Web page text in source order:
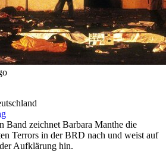
Band zeichnet Barbara Manthe die
Terrors in der BRD nach und weist auf
Aufklärung hin.